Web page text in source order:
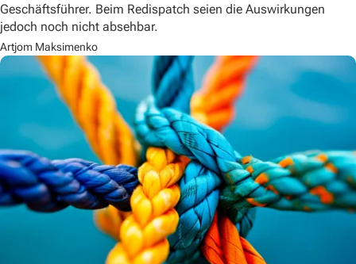
Geschäftsführer. Beim Redispatch seien die Auswirkungen
jedoch noch nicht absehbar.
Artjom Maksimenko